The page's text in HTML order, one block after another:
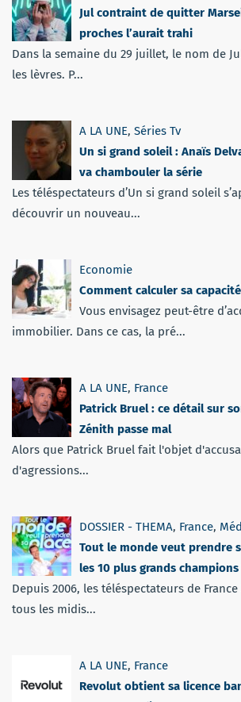
Jul contraint de quitter
proches l’aurait trahi
Dans la semaine du 29 juillet, le nom de
les lèvres. P...
A LA UNE, Séries Tv
Un si grand soleil : Anaïs
va chambouler la série
Les téléspectateurs d’Un si grand soleil
découvrir un nouveau...
Economie
Comment calculer sa
Vous envisagez peut-être
immobilier. Dans ce cas, la pré...
A LA UNE, France
Patrick Bruel : ce détail sur
Zénith passe mal
Alors que Patrick Bruel fait l'objet
d'agressions...
DOSSIER - THEMA, France,
Tout le monde veut prendre
les 10 plus grands champions
Depuis 2006, les téléspectateurs de
tous les midis...
A LA UNE, France
Revolut obtient sa licence